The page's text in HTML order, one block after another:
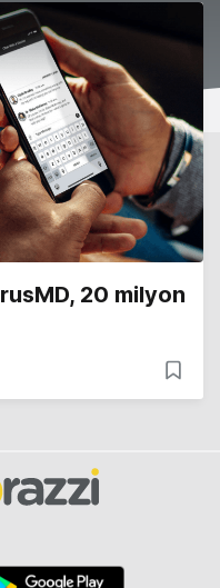
20 milyon